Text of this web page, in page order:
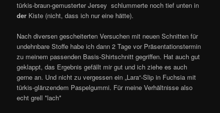
türkis-braun-gemusterter Jersey schlummerte noch tief unten in
der Kiste (nicht, dass ich nur eine hätte).
Nach diversen gescheiterten Versuchen mit neuen Schnitten für
undehnbare Stoffe habe ich dann 2 Tage vor Präsentationstermin
zu meinem passenden Basis-Shirtschnitt gegriffen. Hat auch gut
geklappt, das Ergebnis gefällt mir gut und ich ziehe es auch
gerne an. Und nicht zu vergessen ein „Lara“-Slip in Fuchsia mit
türkis-glänzendem Paspelgummi. Für meine Verhältnisse also
echt grell *lach*